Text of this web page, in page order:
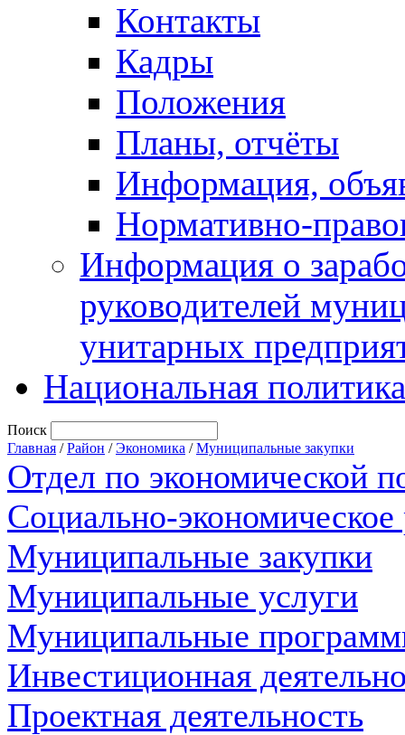
Контакты
Кадры
Положения
Планы, отчёты
Информация,
Нормативно-
Информация о
руководителей
унитарных
Национальная политика
Поиск
Главная /Район /Экономика /Муниципальные закупки
Отдел по экономической
Социально-экономическое
Муниципальные закупки
Муниципальные услуги
Муниципальные
Инвестиционная
Проектная деятельность